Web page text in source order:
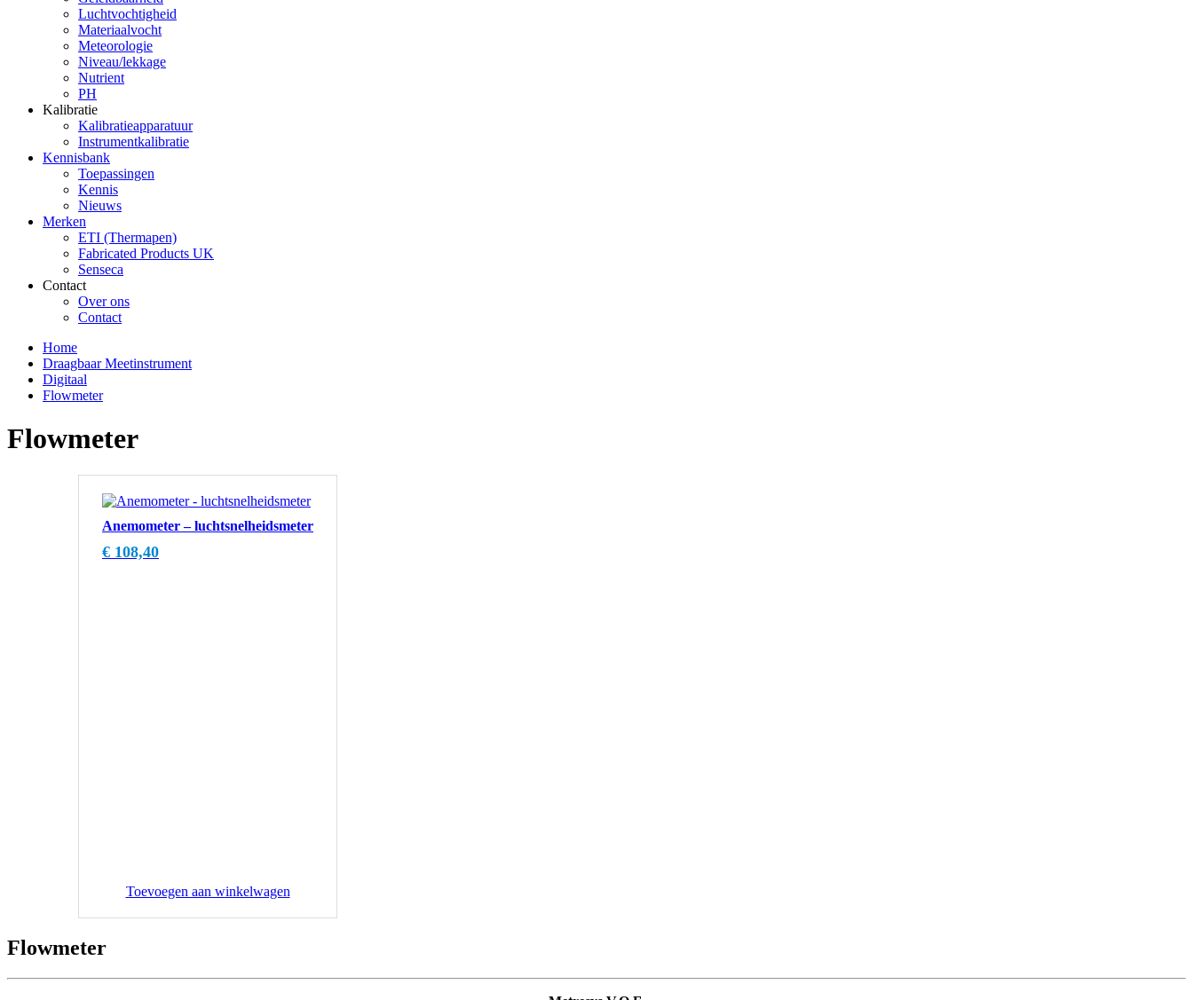
Luchtvochtigheid
Materiaalvocht
Meteorologie
Niveau/lekkage
Nutrient
PH
Kalibratie
Kalibratieapparatuur
Instrumentkalibratie
Kennisbank
Toepassingen
Kennis
Nieuws
Merken
ETI (Thermapen)
Fabricated Products UK
Senseca
Contact
Over ons
Contact
Home
Draagbaar Meetinstrument
Digitaal
Flowmeter
Flowmeter
Anemometer – luchtsnelheidsmeter
€ 108,40
Toevoegen aan winkelwagen
Flowmeter